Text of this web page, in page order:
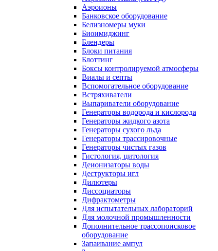
Аэроионы
Банковское оборудование
Белизномеры муки
Биоимиджинг
Блендеры
Блоки питания
Блоттинг
Боксы контролируемой атмосферы
Виалы и септы
Вспомогательное оборудование
Встряхиватели
Выпариватели оборудование
Генераторы водорода и кислорода
Генераторы жидкого азота
Генераторы сухого льда
Генераторы трассировочные
Генераторы чистых газов
Гистология, цитология
Деионизаторы воды
Деструкторы игл
Дилютеры
Диссоциаторы
Дифрактометры
Для испытательных лабораторий
Для молочной промышленности
Дополнительное трассопоисковое
оборудование
Запаивание ампул